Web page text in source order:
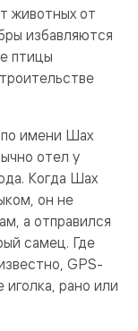
животных от
избавляются
птицы
имени Шах
отел у
Когда Шах
он не
а отправился
самец. Где
GPS-
рано или